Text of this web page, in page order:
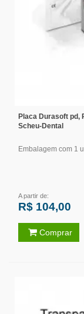
Placa Durasoft pd,
Scheu-Dental
Embalagem com 1
A partir de:
R$ 104,00
Comprar